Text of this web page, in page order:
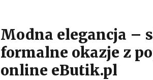
Modna elegancja –
formalne okazje z
online eButik.pl